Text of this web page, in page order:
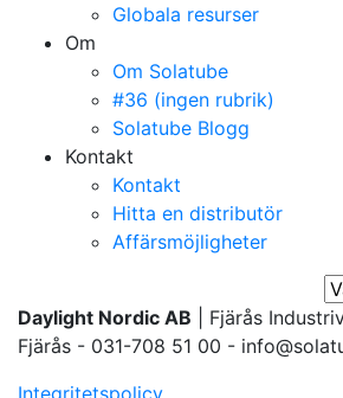
Globala resurser
Om
Om Solatube
#36 (ingen rubrik)
Solatube Blogg
Kontakt
Kontakt
Hitta en distributör
Affärsmöjligheter
Daylight Nordic AB | Fjärås
Fjärås - 031-708 51 00 -
Integritetspolicy